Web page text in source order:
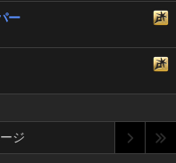
ー
ジ